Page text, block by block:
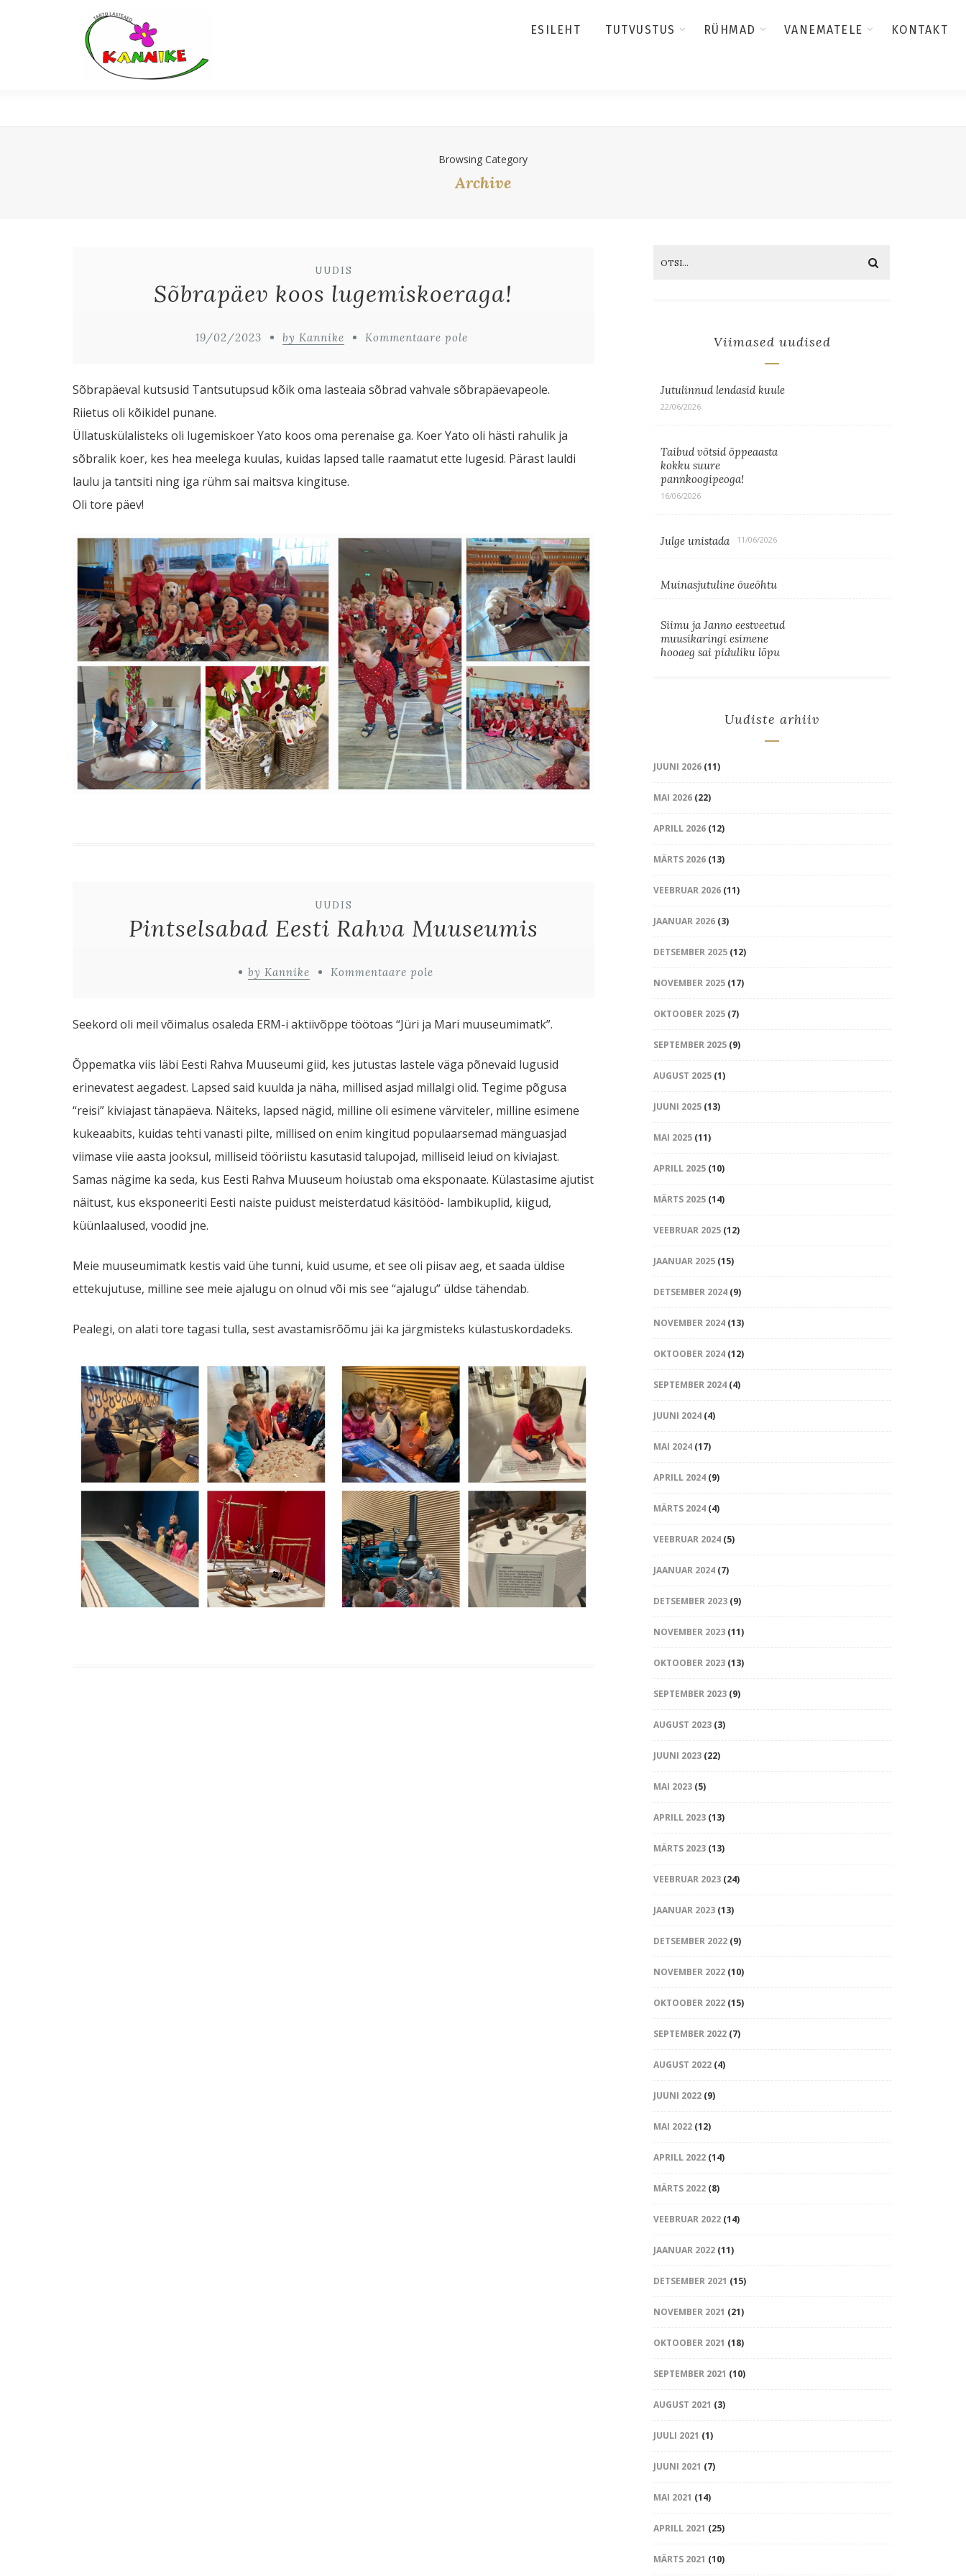
ESILEHT TUTVUSTUS RÜHMAD VANEMATELE KONTAKT
Browsing Category
Archive
UUDIS
Sõbrapäev koos lugemiskoeraga!
19/02/2023 by Kannike Kommentaare pole
Sõbrapäeval kutsusid Tantsutupsud kõik oma lasteaia sõbrad vahvale sõbrapäevapeole.
Riietus oli kõikidel punane.
Üllatuskülalisteks oli lugemiskoer Yato koos oma perenaise ga. Koer Yato oli hästi rahulik ja
sõbralik koer, kes hea meelega kuulas, kuidas lapsed talle raamatut ette lugesid. Pärast lauldi
laulu ja tantsiti ning iga rühm sai maitsva kingituse.
Oli tore päev!
UUDIS
Pintselsabad Eesti Rahva Muuseumis
by Kannike Kommentaare pole
Seekord oli meil võimalus osaleda ERM-i aktiivõppe töötoas “Jüri ja Mari muuseumimatk”.
Õppematka viis läbi Eesti Rahva Muuseumi giid, kes jutustas lastele väga põnevaid lugusid
erinevatest aegadest. Lapsed said kuulda ja näha, millised asjad millalgi olid. Tegime põgusa
“reisi” kiviajast tänapäeva. Näiteks, lapsed nägid, milline oli esimene värviteler, milline esimene
kukeaabits, kuidas tehti vanasti pilte, millised on enim kingitud populaarsemad mänguasjad
viimase viie aasta jooksul, milliseid tööriistu kasutasid talupojad, milliseid leiud on kiviajast.
Samas nägime ka seda, kus Eesti Rahva Muuseum hoiustab oma eksponaate. Külastasime ajutist
näitust, kus eksponeeriti Eesti naiste puidust meisterdatud käsitööd- lambikuplid, kiigud,
küünlaalused, voodid jne.
Meie muuseumimatk kestis vaid ühe tunni, kuid usume, et see oli piisav aeg, et saada üldise
ettekujutuse, milline see meie ajalugu on olnud või mis see “ajalugu” üldse tähendab.
Pealegi, on alati tore tagasi tulla, sest avastamisrõõmu jäi ka järgmisteks külastuskordadeks.
Viimased uudised
Jutulinnud lendasid kuule
22/06/2026
Taibud võtsid õppeaasta
kokku suure
pannkoogipeoga!
16/06/2026
Julge unistada 11/06/2026
Muinasjutuline õueõhtu
Siimu ja Janno eestveetud
muusikaringi esimene
hooaeg sai piduliku lõpu
Uudiste arhiiv
JUUNI 2026(11)
MAI 2026(22)
APRILL 2026(12)
MÄRTS 2026(13)
VEEBRUAR 2026(11)
JAANUAR 2026(3)
DETSEMBER 2025(12)
NOVEMBER 2025(17)
OKTOOBER 2025(7)
SEPTEMBER 2025(9)
AUGUST 2025(1)
JUUNI 2025(13)
MAI 2025(11)
APRILL 2025(10)
MÄRTS 2025(14)
VEEBRUAR 2025(12)
JAANUAR 2025(15)
DETSEMBER 2024(9)
NOVEMBER 2024(13)
OKTOOBER 2024(12)
SEPTEMBER 2024(4)
JUUNI 2024(4)
MAI 2024(17)
APRILL 2024(9)
MÄRTS 2024(4)
VEEBRUAR 2024(5)
JAANUAR 2024(7)
DETSEMBER 2023(9)
NOVEMBER 2023(11)
OKTOOBER 2023(13)
SEPTEMBER 2023(9)
AUGUST 2023(3)
JUUNI 2023(22)
MAI 2023(5)
APRILL 2023(13)
MÄRTS 2023(13)
VEEBRUAR 2023(24)
JAANUAR 2023(13)
DETSEMBER 2022(9)
NOVEMBER 2022(10)
OKTOOBER 2022(15)
SEPTEMBER 2022(7)
AUGUST 2022(4)
JUUNI 2022(9)
MAI 2022(12)
APRILL 2022(14)
MÄRTS 2022(8)
VEEBRUAR 2022(14)
JAANUAR 2022(11)
DETSEMBER 2021 (15)
NOVEMBER 2021 (21)
OKTOOBER 2021 (18)
SEPTEMBER 2021 (10)
AUGUST 2021 (3)
JUULI 2021 (1)
JUUNI 2021 (7)
MAI 2021 (14)
APRILL 2021 (25)
MÄRTS 2021 (10)